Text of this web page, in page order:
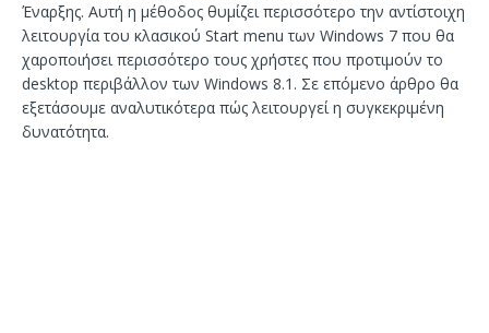
Έναρξης. Αυτή η μέθοδος θυμίζει περισσότερο την αντίστοιχη
λειτουργία του κλασικού Start menu των Windows 7 που θα
χαροποιήσει περισσότερο τους χρήστες που προτιμούν το
desktop περιβάλλον των Windows 8.1. Σε επόμενο άρθρο θα
εξετάσουμε αναλυτικότερα πώς λειτουργεί η συγκεκριμένη
δυνατότητα.